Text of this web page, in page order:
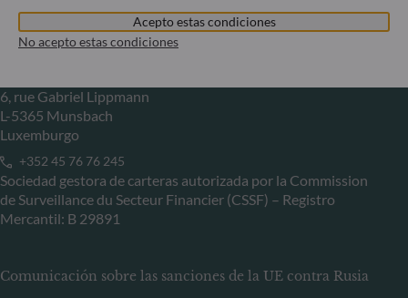
6, rue Gabriel Lippmann
L-5365 Munsbach
Luxemburgo
+352 45 76 76 245
Sociedad gestora de carteras autorizada por la Commission
de Surveillance du Secteur Financier (CSSF) – Registro
Mercantil: B 29891
Comunicación sobre las sanciones de la UE contra Rusia
Acepto estas condiciones
No acepto estas condiciones